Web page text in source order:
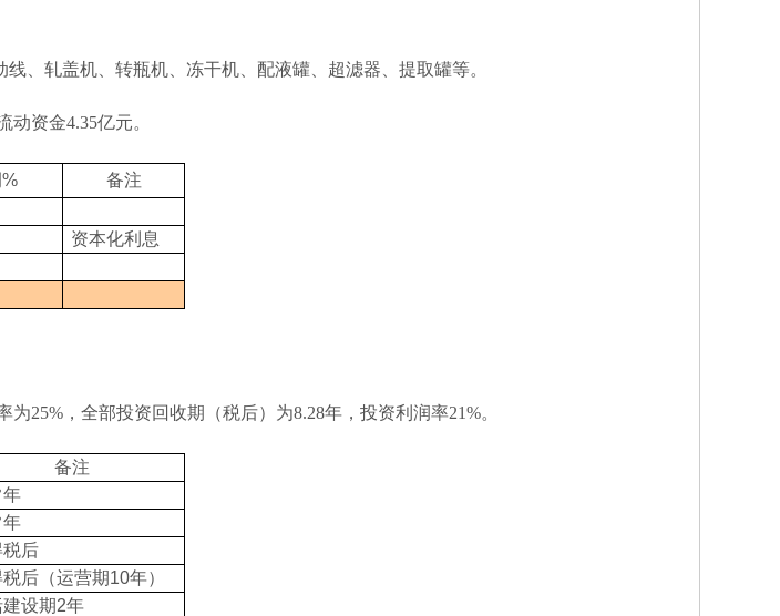
、轧盖机、转瓶机、冻干机、配液罐、超滤器、提取罐等。
资金4.35亿元。
备注
资本化利息
25%，全部投资回收期（税后）为8.28年，投资利润率21%。
备注
年
年
税后
后（运营期10年）
设期2年